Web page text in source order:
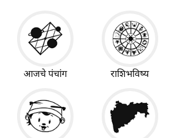
आजचे पंचांग राशिभविष्य